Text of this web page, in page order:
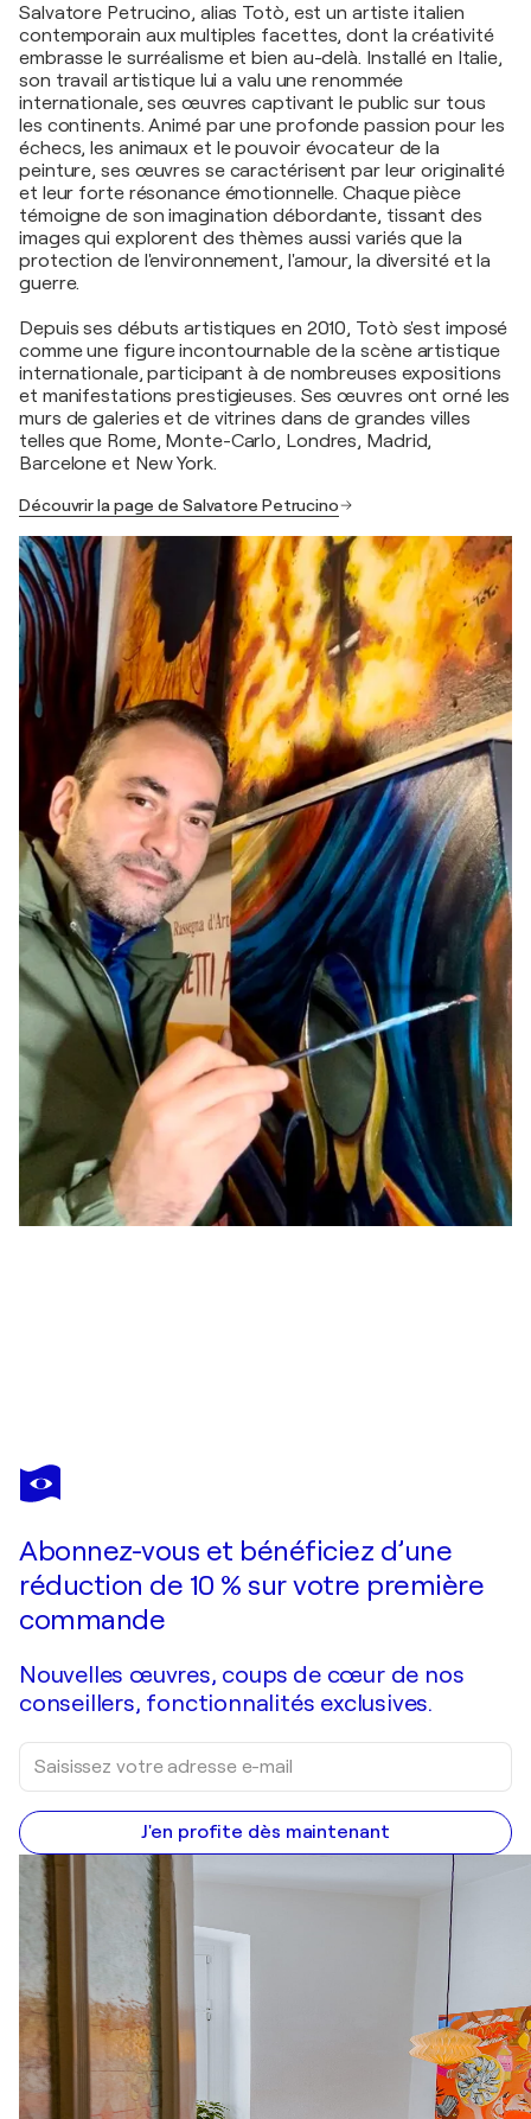
Salvatore Petrucino, alias Totò, est un artiste italien
contemporain aux multiples facettes, dont la créativité
embrasse le surréalisme et bien au-delà. Installé en Italie,
son travail artistique lui a valu une renommée
internationale, ses œuvres captivant le public sur tous
les continents. Animé par une profonde passion pour les
échecs, les animaux et le pouvoir évocateur de la
peinture, ses œuvres se caractérisent par leur originalité
et leur forte résonance émotionnelle. Chaque pièce
témoigne de son imagination débordante, tissant des
images qui explorent des thèmes aussi variés que la
protection de l'environnement, l'amour, la diversité et la
guerre.
Depuis ses débuts artistiques en 2010, Totò s'est imposé
comme une figure incontournable de la scène artistique
internationale, participant à de nombreuses expositions
et manifestations prestigieuses. Ses œuvres ont orné les
murs de galeries et de vitrines dans de grandes villes
telles que Rome, Monte-Carlo, Londres, Madrid,
Barcelone et New York.
Découvrir la page de Salvatore Petrucino
SALVATORE PETRUCINO
Saturn
Abonnez-vous et bénéficiez d’une
réduction de 10 % sur votre première
commande
Nouvelles œuvres, coups de cœur de nos
conseillers, fonctionnalités exclusives.
J'en profite dès maintenant